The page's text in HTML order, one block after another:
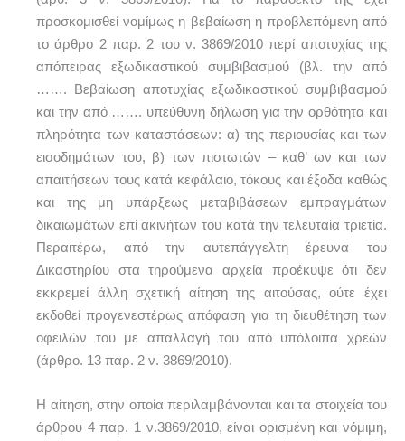
προσκομισθεί νομίμως η βεβαίωση η προβλεπόμενη από
το άρθρο 2 παρ. 2 του ν. 3869/2010 περί αποτυχίας της
απόπειρας εξωδικαστικού συμβιβασμού (βλ. την από
……. Βεβαίωση αποτυχίας εξωδικαστικού συμβιβασμού
και την από ……. υπεύθυνη δήλωση για την ορθότητα και
πληρότητα των καταστάσεων: α) της περιουσίας και των
εισοδημάτων του, β) των πιστωτών – καθ’ ων και των
απαιτήσεων τους κατά κεφάλαιο, τόκους και έξοδα καθώς
και της μη υπάρξεως μεταβιβάσεων εμπραγμάτων
δικαιωμάτων επί ακινήτων του κατά την τελευταία τριετία.
Περαιτέρω, από την αυτεπάγγελτη έρευνα του
Δικαστηρίου στα τηρούμενα αρχεία προέκυψε ότι δεν
εκκρεμεί άλλη σχετική αίτηση της αιτούσας, ούτε έχει
εκδοθεί προγενεστέρως απόφαση για τη διευθέτηση των
οφειλών του με απαλλαγή του από υπόλοιπα χρεών
(άρθρο. 13 παρ. 2 ν. 3869/2010).
Η αίτηση, στην οποία περιλαμβάνονται και τα στοιχεία του
άρθρου 4 παρ. 1 ν.3869/2010, είναι ορισμένη και νόμιμη,